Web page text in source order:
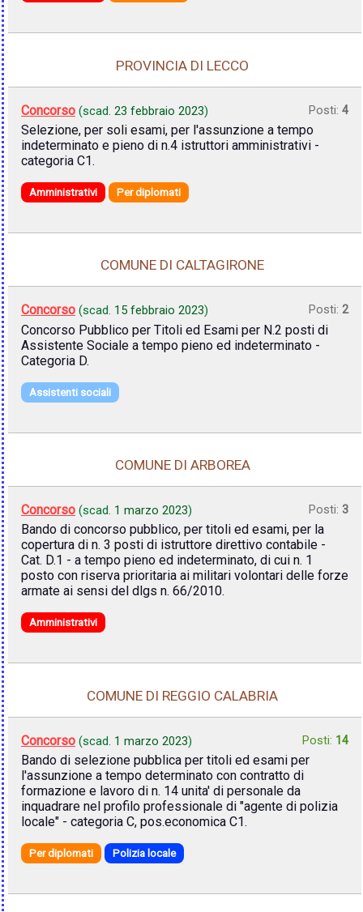
PROVINCIA DI LECCO
Concorso (scad. 23 febbraio 2023) Posti: 4
Selezione, per soli esami, per l'assunzione a tempo
indeterminato e pieno di n.4 istruttori amministrativi -
categoria C1.
Amministrativi Per diplomati
COMUNE DI CALTAGIRONE
Concorso (scad. 15 febbraio 2023) Posti: 2
Concorso Pubblico per Titoli ed Esami per N.2 posti di
Assistente Sociale a tempo pieno ed indeterminato -
Categoria D.
Assistenti sociali
COMUNE DI ARBOREA
Concorso (scad. 1 marzo 2023) Posti: 3
Bando di concorso pubblico, per titoli ed esami, per la
copertura di n. 3 posti di istruttore direttivo contabile -
Cat. D.1 - a tempo pieno ed indeterminato, di cui n. 1
posto con riserva prioritaria ai militari volontari delle forze
armate ai sensi del dlgs n. 66/2010.
Amministrativi
COMUNE DI REGGIO CALABRIA
Concorso (scad. 1 marzo 2023) Posti: 14
Bando di selezione pubblica per titoli ed esami per
l'assunzione a tempo determinato con contratto di
formazione e lavoro di n. 14 unita' di personale da
inquadrare nel profilo professionale di "agente di polizia
locale" - categoria C, pos.economica C1.
Per diplomati Polizia locale